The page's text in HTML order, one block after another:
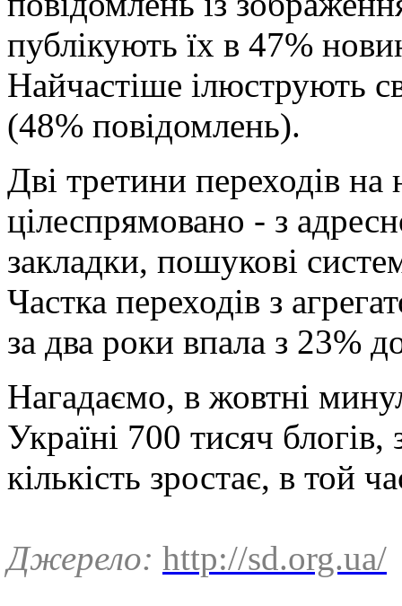
публікують їх в 47%
Найчастіше ілюструють
(48% повідомлень).
Дві третини переходів на
цілеспрямовано - з
закладки, пошукові
Частка переходів з
за два роки впала з 23%
Нагадаємо, в жовтні
Україні 700 тисяч
кількість зростає, в той
Джерело: http://sd.org.ua/